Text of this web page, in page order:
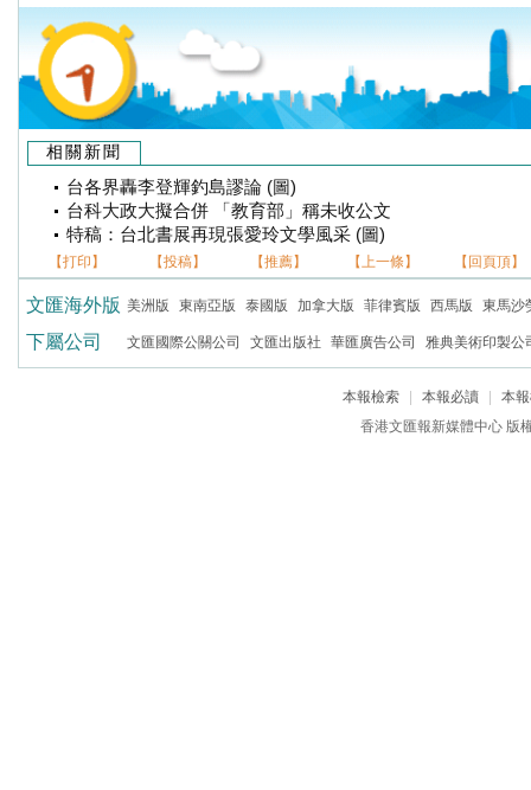
相關新聞
台各界轟李登輝釣島謬論 (圖)
台科大政大擬合併 「教育部」稱未收公文
特稿：台北書展再現張愛玲文學風采 (圖)
【打印】 【投稿】 【推薦】 【上一條】 【回頁頂】
文匯海外版 美洲版 東南亞版 泰國版 加拿大版 菲律賓版 西馬版 東馬沙
下屬公司 文匯國際公關公司 文匯出版社 華匯廣告公司 雅典美術印製公
本報檢索 本報必讀
本
香港文匯報新媒體中心 版